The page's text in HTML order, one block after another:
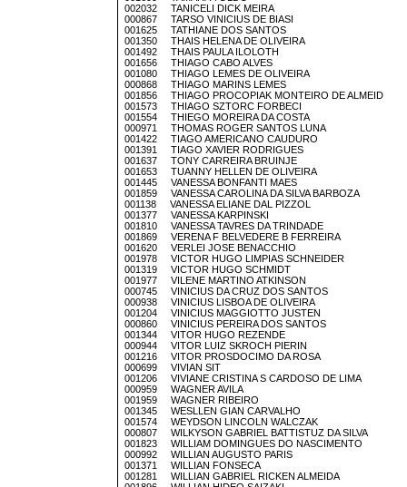
002032 TANICELI DICK MEIRA
000867 TARSO VINICIUS DE BIASI
001625 TATHIANE DOS SANTOS
001350 THAIS HELENA DE OLIVEIRA
001492 THAIS PAULA ILOLOTH
001656 THIAGO CABO ALVES
001080 THIAGO LEMES DE OLIVEIRA
000868 THIAGO MARINS LEMES
001856 THIAGO PROCOPIAK MONTEIRO DE ALMEID
001573 THIAGO SZTORC FORBECI
001554 THIEGO MOREIRA DA COSTA
000971 THOMAS ROGER SANTOS LUNA
001422 TIAGO AMERICANO CAUDURO
001391 TIAGO XAVIER RODRIGUES
001637 TONY CARREIRA BRUINJE
001653 TUANNY HELLEN DE OLIVEIRA
001445 VANESSA BONFANTI MAES
001859 VANESSA CAROLINA DA SILVA BARBOZA
001138 VANESSA ELIANE DAL PIZZOL
001377 VANESSA KARPINSKI
001810 VANESSA TAVRES DA TRINDADE
001869 VERENA F BELVEDERE B FERREIRA
001620 VERLEI JOSE BENACCHIO
001978 VICTOR HUGO LIMPIAS SCHNEIDER
001319 VICTOR HUGO SCHMIDT
001977 VILENE MARTINO ATKINSON
000745 VINICIUS DA CRUZ DOS SANTOS
000938 VINICIUS LISBOA DE OLIVEIRA
001204 VINICIUS MAGGIOTTO JUSTEN
000860 VINICIUS PEREIRA DOS SANTOS
001344 VITOR HUGO REZENDE
000944 VITOR LUIZ SKROCH PIERIN
001216 VITOR PROSDOCIMO DA ROSA
000699 VIVIAN SIT
001206 VIVIANE CRISTINA S CARDOSO DE LIMA
000959 WAGNER AVILA
001959 WAGNER RIBEIRO
001345 WESLLEN GIAN CARVALHO
001574 WEYDSON LINCOLN WALCZAK
000807 WILKYSON GABRIEL BATTISTUZ DA SILVA
001823 WILLIAM DOMINGUES DO NASCIMENTO
000992 WILLIAN AUGUSTO PARIS
001371 WILLIAN FONSECA
001281 WILLIAN GABRIEL RICKEN ALMEIDA